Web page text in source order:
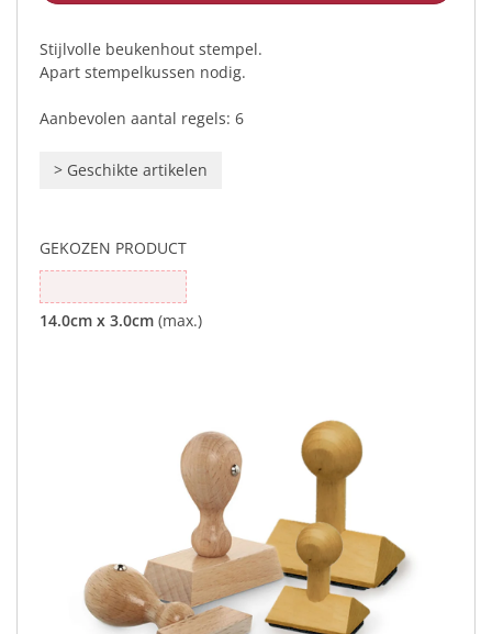
Stijlvolle beukenhout stempel.
Apart stempelkussen nodig.
Aanbevolen aantal regels: 6
> Geschikte artikelen
GEKOZEN PRODUCT